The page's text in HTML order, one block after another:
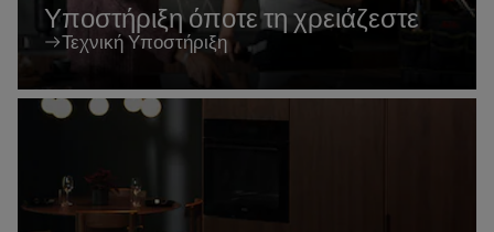
Υποστήριξη όποτε τη χρειάζεστε
Τεχνική Υποστήριξη